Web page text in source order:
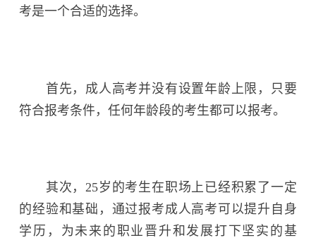
考是一个合适的选择。
首先，成人高考并没有设置年龄上限，只要
符合报考条件，任何年龄段的考生都可以报考。
其次，25岁的考生在职场上已经积累了一定
的经验和基础，通过报考成人高考可以提升自身
学历，为未来的职业晋升和发展打下坚实的基